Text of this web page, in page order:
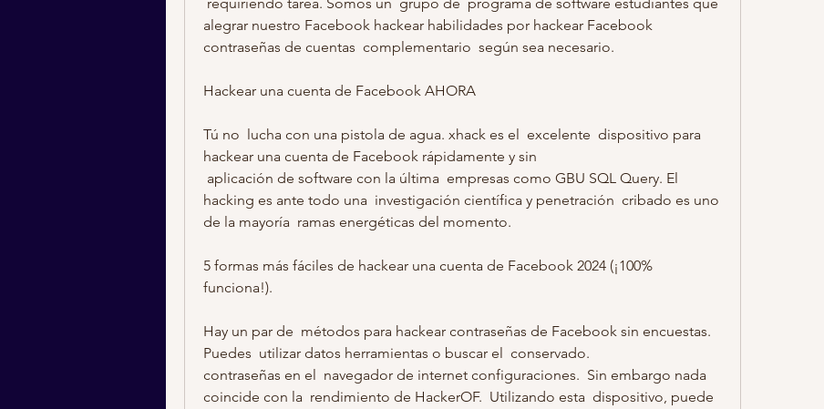
alegrar nuestro Facebook hackear habilidades por hackear Facebook
contraseñas de cuentas  complementario  según sea necesario.
Hackear una cuenta de Facebook AHORA
Tú no  lucha con una pistola de agua. xhack es el  excelente  dispositivo para
hackear una cuenta de Facebook rápidamente y sin
hacking es ante todo una  investigación científica y penetración  cribado es uno
de la mayoría  ramas energéticas del momento.
5 formas más fáciles de hackear una cuenta de Facebook 2024 (¡100%
funciona!).
Hay un par de  métodos para hackear contraseñas de Facebook sin encuestas.
Puedes  utilizar datos herramientas o buscar el  conservado.
contraseñas en el  navegador de internet configuraciones.  Sin embargo nada
coincide con la  rendimiento de HackerOF.  Utilizando esta  dispositivo, puede